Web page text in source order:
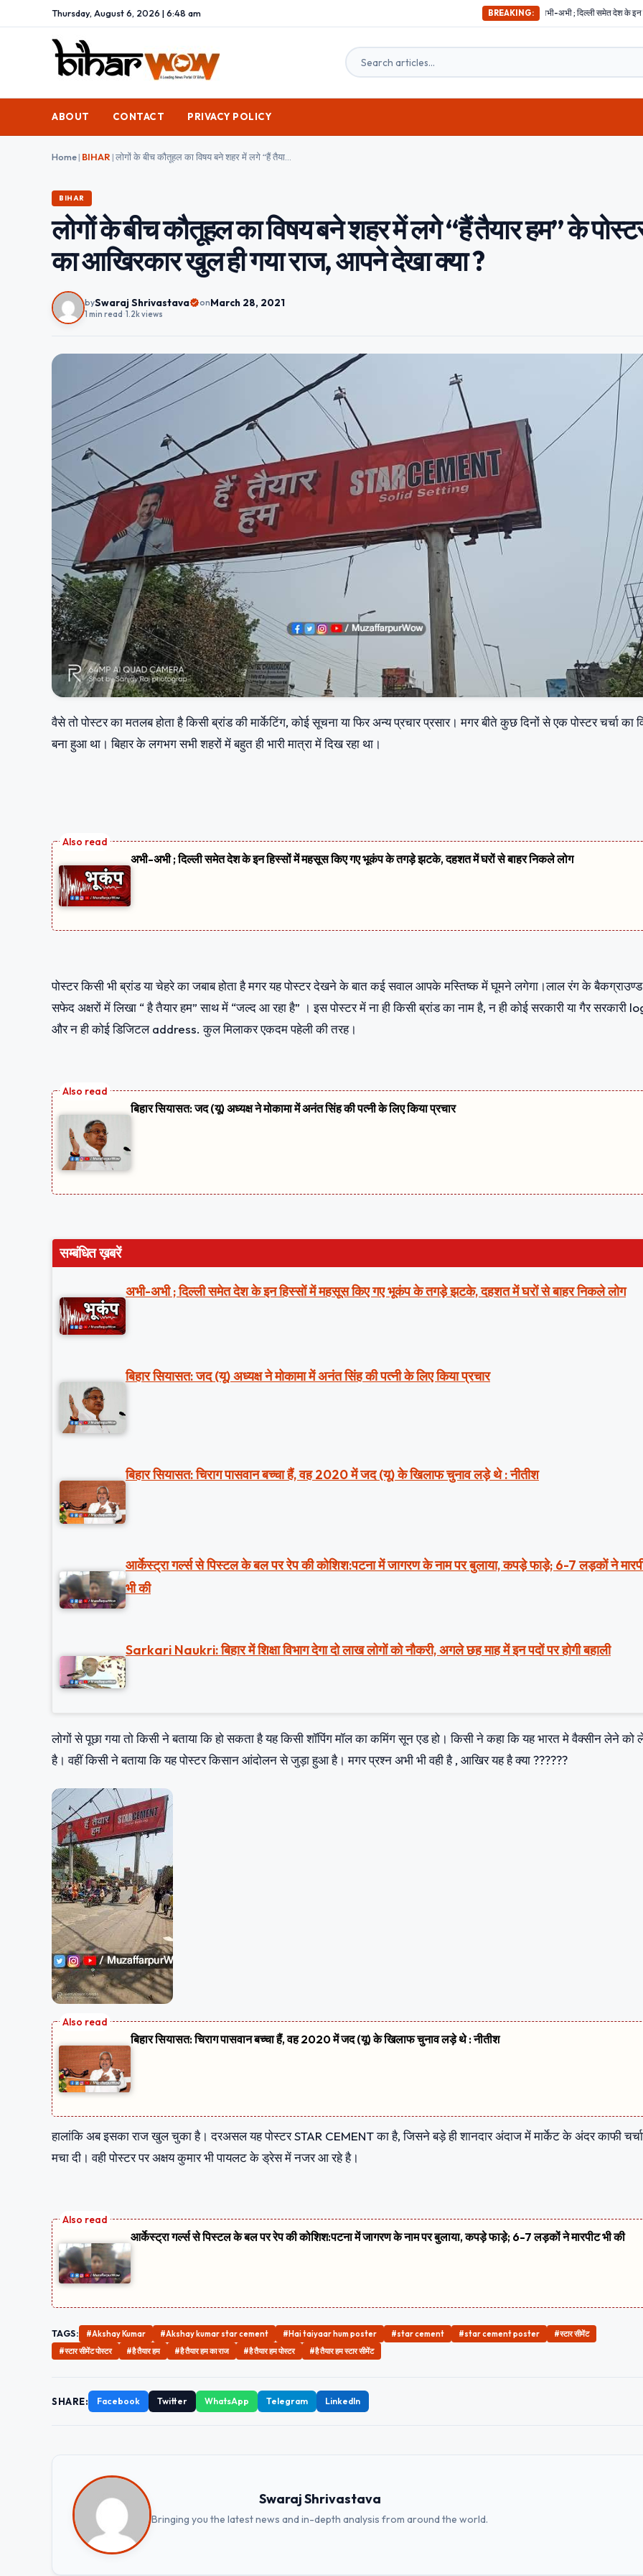
Thursday, August 6, 2026 | 6:48 am BREAKING:
अभी-अभी ; दिल्ली समेत देश के इन हिस्सों में महसूस किए गए
ABOUT CONTACT PRIVACY POLICY
Home| BIHAR|
BIHAR
लोगों के बीच कौतूहल का विषय बने शहर में लगे “हैं तैयार हम” के
का आखिरकार खुल ही गया राज, आपने देखा क्या ?
bySwaraj Shrivastava onMarch 28, 2021
1 min read 1.2k views
वैसे तो पोस्टर का मतलब होता है किसी ब्रांड की मार्केटिंग, कोई सूचना या फिर अन्य प्रचार प्रसार। मगर बीते कुछ दिनों से एक पोस्टर चर्चा का
बना हुआ था। बिहार के लगभग सभी शहरों में बहुत ही भारी मात्रा में दिख रहा था।
अभी-अभी ; दिल्ली समेत देश के इन हिस्सों में महसूस किए गए भूकंप के तगड़े झटके, दहशत में घरों से बाहर निकले लोग
पोस्टर किसी भी ब्रांड या चेहरे का जबाब होता है मगर यह पोस्टर देखने के बात कई सवाल आपके मस्तिष्क में घूमने लगेगा।लाल रंग के
सफेद अक्षरों में लिखा “ है तैयार हम” साथ में “जल्द आ रहा है” । इस पोस्टर में ना ही किसी ब्रांड का नाम है, न ही कोई सरकारी या गैर सरकारी
और न ही कोई डिजिटल address. कुल मिलाकर एकदम पहेली की तरह।
बिहार सियासत: जद (यू) अध्यक्ष ने मोकामा में अनंत सिंह की पत्नी के लिए किया प्रचार
सम्बंधित ख़बरें
अभी-अभी ; दिल्ली समेत देश के इन हिस्सों में महसूस किए गए भूकंप के तगड़े झटके, दहशत में घरों से बाहर निकले लोग
बिहार सियासत: जद (यू) अध्यक्ष ने मोकामा में अनंत सिंह की पत्नी के लिए किया प्रचार
बिहार सियासत: चिराग पासवान बच्चा हैं, वह 2020 में जद (यू) के खिलाफ चुनाव लड़े थे : नीतीश
आर्केस्ट्रा गर्ल्स से पिस्टल के बल पर रेप की कोशिश:पटना में जागरण के नाम पर बुलाया, कपड़े फाड़े; 6-7 लड़कों ने
भी की
Sarkari Naukri: बिहार में शिक्षा विभाग देगा दो लाख लोगों को नौकरी, अगले छह माह में इन पदों पर होगी बहाली
लोगों से पूछा गया तो किसी ने बताया कि हो सकता है यह किसी शॉपिंग मॉल का कमिंग सून एड हो। किसी ने कहा कि यह भारत मे वैक्सीन लेने को
है। वहीं किसी ने बताया कि यह पोस्टर किसान आंदोलन से जुड़ा हुआ है। मगर प्रश्न अभी भी वही है , आखिर यह है क्या ??????
बिहार सियासत: चिराग पासवान बच्चा हैं, वह 2020 में जद (यू) के खिलाफ चुनाव लड़े थे : नीतीश
हालांकि अब इसका राज खुल चुका है। दरअसल यह पोस्टर STAR CEMENT का है, जिसने बड़े ही शानदार अंदाज में मार्केट के अंदर काफी चर्चा
मचा दी। वही पोस्टर पर अक्षय कुमार भी पायलट के ड्रेस में नजर आ रहे है।
आर्केस्ट्रा गर्ल्स से पिस्टल के बल पर रेप की कोशिश:पटना में जागरण के नाम पर बुलाया, कपड़े फाड़े; 6-7 लड़कों ने मारपीट भी की
TAGS: #Akshay Kumar #Akshay kumar star cement #Hai taiyaar hum poster #star cement #star cement poster
#स्टार सीमेंट
#स्टार सीमेंट पोस्टर
#है तैयार हम #है तैयार हम का राज #है तैयार हम पोस्टर #है तैयार हम स्टार सीमेंट
SHARE: Facebook Twitter WhatsApp Telegram LinkedIn
Swaraj Shrivastava
Bringing you the latest news and in-depth analysis from around the world.